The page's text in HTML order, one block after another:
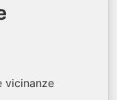
vicinanze